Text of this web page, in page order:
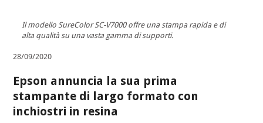
Il modello SureColor SC-V7000 offre una stampa rapida e di
alta qualità su una vasta gamma di supporti.
28/09/2020
Epson annuncia la sua prima
stampante di largo formato con
inchiostri in resina